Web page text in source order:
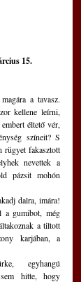
15.
a tavasz.
kellene leírni,
éltető vér,
színeit? S
rügyet fakasztott
nevettek a
pázsit mohón
a gumibot, még
a tiltott
karjában, a
hitte, hogy